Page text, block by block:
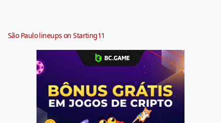
São Paulo lineups on Starting11